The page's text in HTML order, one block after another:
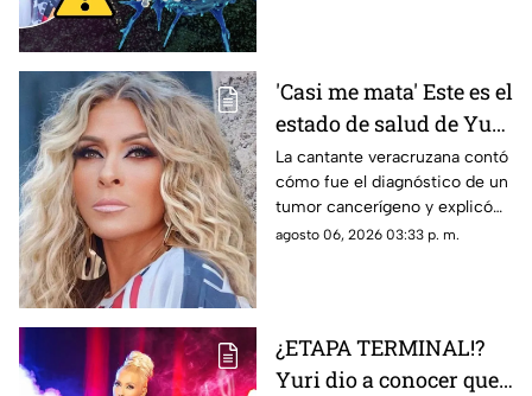
'Casi me mata' Este es el
estado de salud de Yuri
tras confirmar un
TUMOR cancerígeno
La cantante veracruzana contó
cómo fue el diagnóstico de un
tumor cancerígeno y explicó
cuál es su estado de salud.
agosto 06, 2026 03:33 p. m.
¿ETAPA TERMINAL!?
Yuri dio a conocer que